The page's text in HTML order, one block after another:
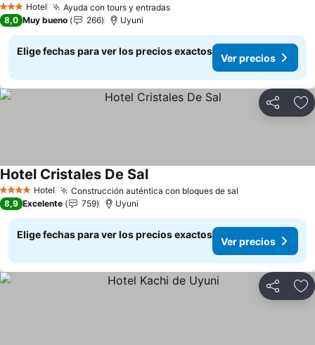
3 Estrellas
Hotel Ayuda con tours y entradas
8,0 Muy bueno 266 Uyuni
Elige fechas para ver los precios exactos
Ver precios
Compartir
4 EstrellasHotel Construcción auténtica con bloques de sal
Hotel Cristales De Sal
8,9 Excelente 759 Uyuni
Elige fechas para ver los precios exactos
Ver precios
Compartir